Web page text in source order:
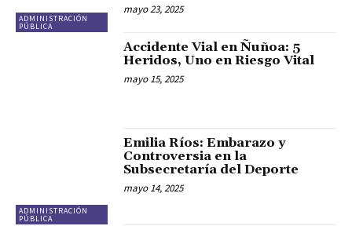
ADMINISTRACIÓN
PÚBLICA
mayo 23, 2025
Accidente Vial en Ñuñoa: 5
Heridos, Uno en Riesgo Vital
mayo 15, 2025
ADMINISTRACIÓN
PÚBLICA
Emilia Ríos: Embarazo y
Controversia en la
Subsecretaría del Deporte
mayo 14, 2025